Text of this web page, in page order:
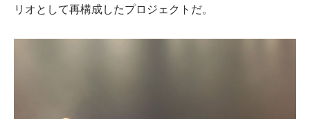
リオとして再構成したプロジェクトだ。